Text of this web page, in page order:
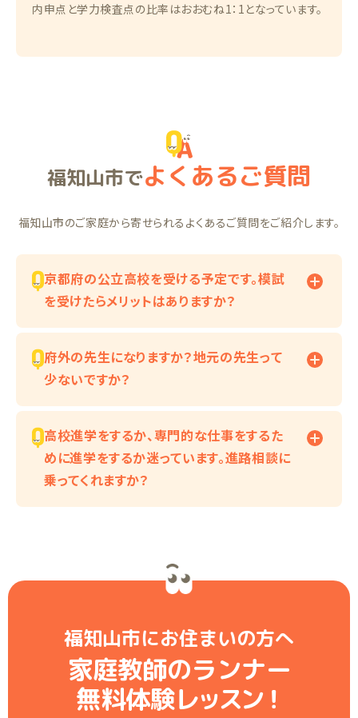
内申点と学力検査点の比率はおおむね1：1となっています。
福知山市でよくあるご質問
福知山市のご家庭から寄せられるよくあるご質問をご紹介します。
京都府の公立高校を受ける予定です。模試
を受けたらメリットはありますか？
府外の先生になりますか？地元の先生って
少ないですか？
高校進学をするか、専門的な仕事をするた
めに進学をするか迷っています。進路相談に
乗ってくれますか？
福知山市にお住まいの方へ
家庭教師のランナー
無料体験レッスン！